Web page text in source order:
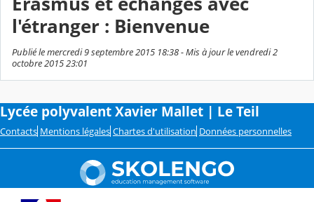
l'étranger : Bienvenue
Publié le mercredi 9 septembre 2015 18:38 - Mis à jour le vendredi 2
octobre 2015 23:01
Lycée polyvalent Xavier Mallet | Le Teil
Contacts Mentions légales Chartes d'utilisation Données personnelles